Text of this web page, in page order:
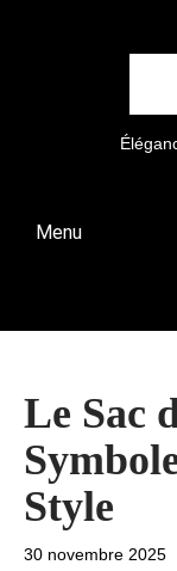
Menu
Le Sac
Style
30 novembre 2025